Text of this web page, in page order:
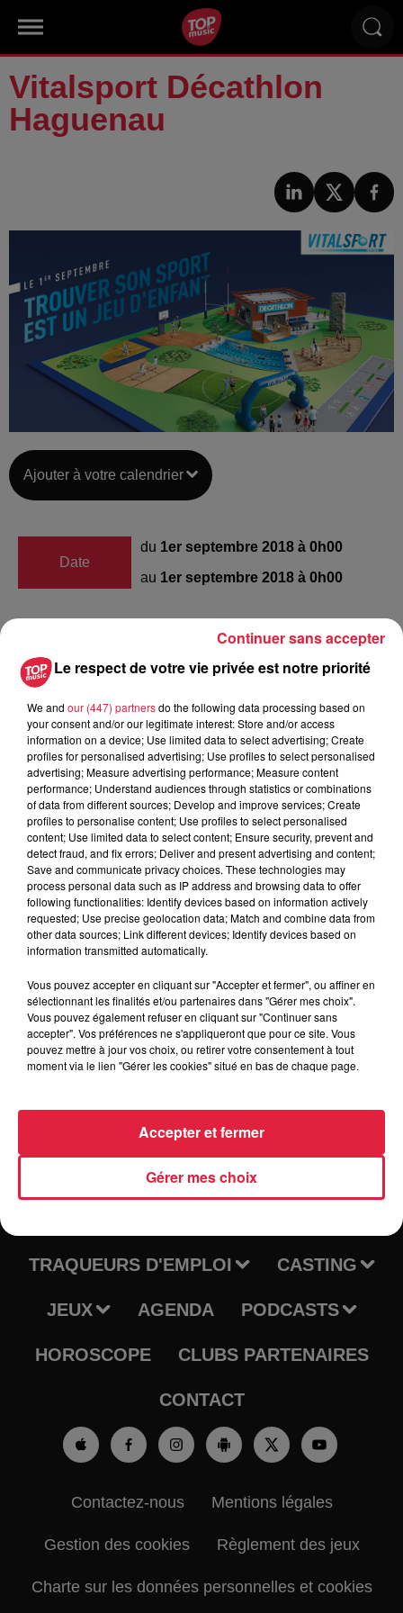
Vitalsport Décathlon
Haguenau
Ajouter à votre calendrier
Date
du 1er septembre 2018 à 0h00
au 1er septembre 2018 à 0h00
Haguenau
Organisateur
Lemaitre Basile
0698926181
basile.lemaitre@decathlon.com
Tarif Gratuit
initiation d'une dizaine de sports pour nos petits et grands
pour vous permettre d'avoir des réponses à toutes vos
questions ainsi qu'une expérience sportive fantastique !
TRAQUEURS D'EMPLOI CASTING
JEUX AGENDA PODCASTS
HOROSCOPE CLUBS PARTENAIRES
CONTACT
Contactez-nous Mentions légales
Gestion des cookies Règlement des jeux
Charte sur les données personnelles et cookies
Le respect de votre vie privée est notre priorité
We and our (447) partnersdo the following data processing based on
your consent and/or our legitimate interest: Store and/or access
information on a device; Use limited data to select advertising; Create
profiles for personalised advertising; Use profiles to select personalised
advertising; Measure advertising performance; Measure content
performance; Understand audiences through statistics or combinations
of data from different sources; Develop and improve services; Create
profiles to personalise content; Use profiles to select personalised
content; Use limited data to select content; Ensure security, prevent and
detect fraud, and fix errors; Deliver and present advertising and content;
Save and communicate privacy choices. These technologies may
process personal data such as IP address and browsing data to offer
following functionalities: Identify devices based on information actively
requested; Use precise geolocation data; Match and combine data from
other data sources; Link different devices; Identify devices based on
information transmitted automatically.
Vous pouvez accepter en cliquant sur "Accepter et fermer", ou affiner en
sélectionnant les finalités et/ou partenaires dans "Gérer mes choix".
Vous pouvez également refuser en cliquant sur "Continuer sans
accepter". Vos préférences ne s'appliqueront que pour ce site. Vous
pouvez mettre à jour vos choix, ou retirer votre consentement à tout
moment via le lien "Gérer les cookies" situé en bas de chaque page.
Gérer mes choix
Accepter et fermer
Continuer sans accepter